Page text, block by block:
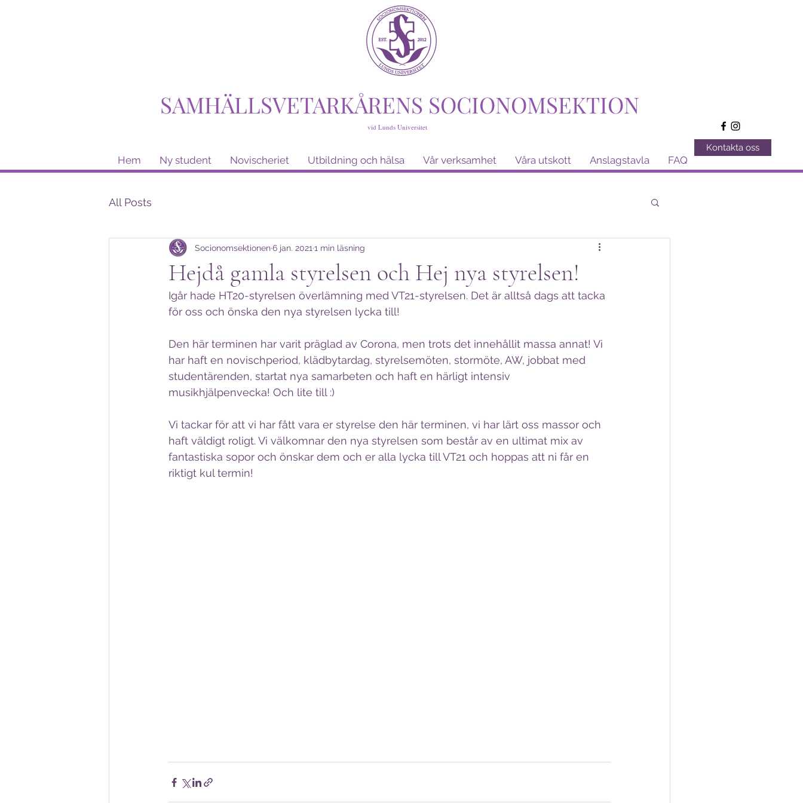
SAMHÄLLSVETARKÅRENS SOCIONOMSEKTION
vid Lunds Universitet
Hem Ny student Novischeriet Utbildning och hälsa Vår verksamhet Våra utskott Anslagstavla FAQ
Kontakta oss
All Posts
Hejdå gamla styrelsen och Hej nya styrelsen!
Socionomsektionen6 jan. 2021 1 min läsning
Igår hade HT20-styrelsen överlämning med VT21-styrelsen. Det är alltså dags att tacka
för oss och önska den nya styrelsen lycka till!
Den här terminen har varit präglad av Corona, men trots det innehållit massa annat! Vi
har haft en novischperiod, klädbytardag, styrelsemöten, stormöte, AW, jobbat med
studentärenden, startat nya samarbeten och haft en härligt intensiv
musikhjälpenvecka! Och lite till :)
Vi tackar för att vi har fått vara er styrelse den här terminen, vi har lärt oss massor och
haft väldigt roligt. Vi välkomnar den nya styrelsen som består av en ultimat mix av
fantastiska sopor och önskar dem och er alla lycka till VT21 och hoppas att ni får en
riktigt kul termin!